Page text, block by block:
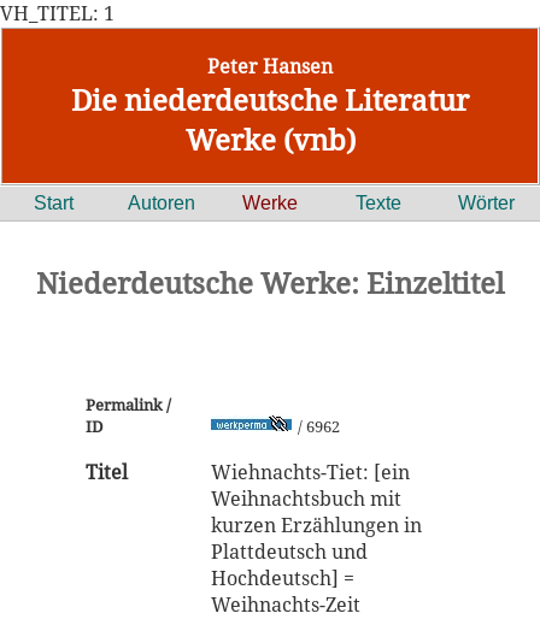
VH_TITEL: 1
Peter Hansen
Die niederdeutsche Literatur
Werke (vnb)
Start Autoren Werke Texte Wörter
Niederdeutsche Werke: Einzeltitel
Permalink /
ID
/ 6962
Titel
Wiehnachts-Tiet: [ein
Weihnachtsbuch mit
kurzen Erzählungen in
Plattdeutsch und
Hochdeutsch] =
Weihnachts-Zeit